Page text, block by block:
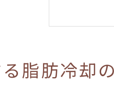
脂
エ
脂
脂肪冷
脂肪冷却